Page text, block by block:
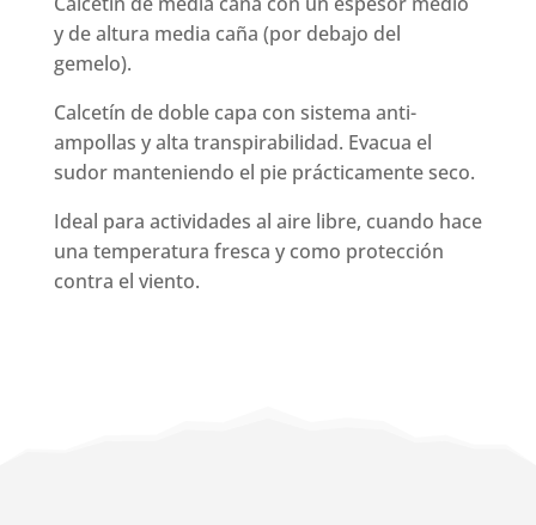
y de altura media caña (por debajo del
gemelo).
Calcetín de doble capa con sistema anti-
ampollas y alta transpirabilidad. Evacua el
sudor manteniendo el pie prácticamente seco.
Ideal para actividades al aire libre, cuando hace
una temperatura fresca y como protección
contra el viento.